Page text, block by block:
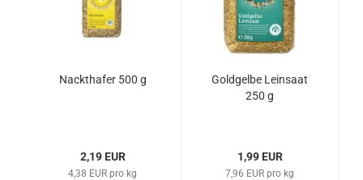
Nackthafer 500 g
2,19 EUR
4,38 EUR pro kg
Goldgelbe Leinsaat
250 g
1,99 EUR
7,96 EUR pro kg